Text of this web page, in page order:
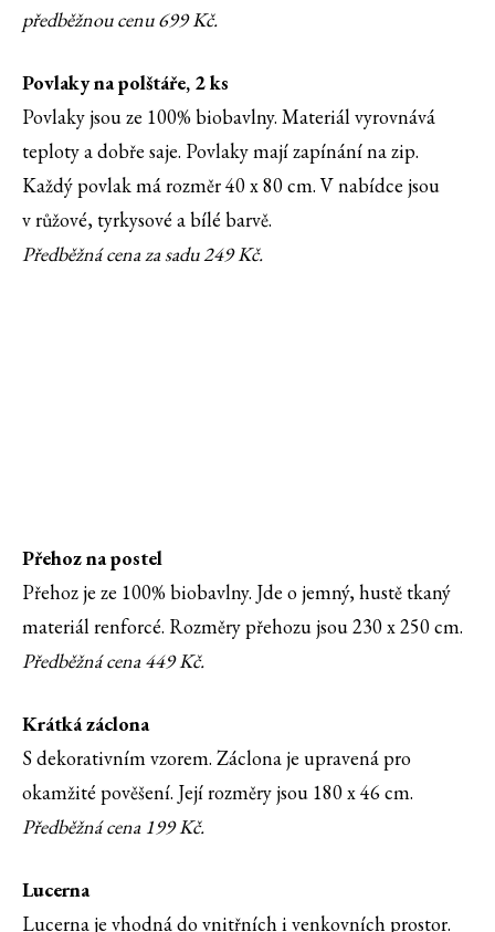
předběžnou cenu 699 Kč.
Povlaky na polštáře, 2 ks
Povlaky jsou ze 100% biobavlny. Materiál vyrovnává
teploty a dobře saje. Povlaky mají zapínání na zip.
Každý povlak má rozměr 40 x 80 cm. V nabídce jsou
v růžové, tyrkysové a bílé barvě.
Předběžná cena za sadu 249 Kč.
Přehoz na postel
Přehoz je ze 100% biobavlny. Jde o jemný, hustě tkaný
materiál renforcé. Rozměry přehozu jsou 230 x 250 cm.
Předběžná cena 449 Kč.
Krátká záclona
S dekorativním vzorem. Záclona je upravená pro
okamžité pověšení. Její rozměry jsou 180 x 46 cm.
Předběžná cena 199 Kč.
Lucerna
Lucerna je vhodná do vnitřních i venkovních prostor.